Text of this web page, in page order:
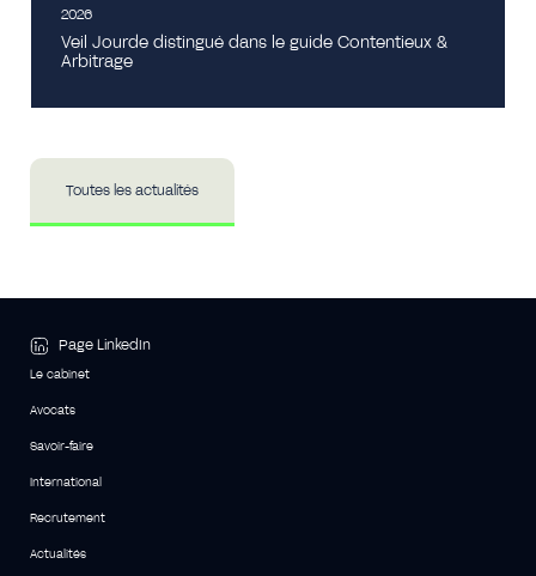
2026
Veil Jourde distingué dans le guide Contentieux &
Arbitrage
Toutes les actualités
Page LinkedIn
Le cabinet
Avocats
Savoir-faire
International
Recrutement
Actualités